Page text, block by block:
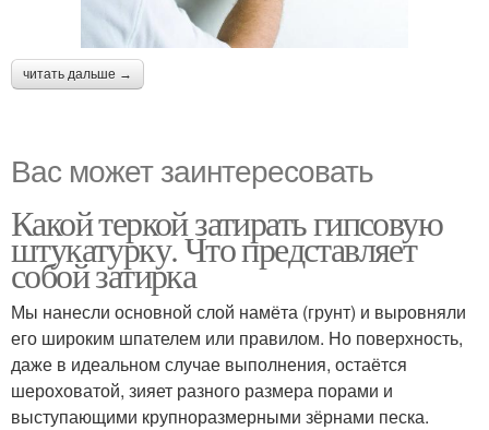
читать дальше →
Вас может заинтересовать
Какой теркой затирать гипсовую
штукатурку. Что представляет
собой затирка
Мы нанесли основной слой намёта (грунт) и выровняли
его широким шпателем или правилом. Но поверхность,
даже в идеальном случае выполнения, остаётся
шероховатой, зияет разного размера порами и
выступающими крупноразмерными зёрнами песка.